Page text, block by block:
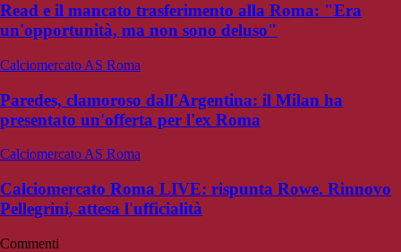
Read e il mancato trasferimento alla Roma: "Era
un'opportunità, ma non sono deluso"
Calciomercato AS Roma
Paredes, clamoroso dall'Argentina: il Milan ha
presentato un'offerta per l'ex Roma
Calciomercato AS Roma
Calciomercato Roma LIVE: rispunta Rowe. Rinnovo
Pellegrini, attesa l'ufficialità
Commenti